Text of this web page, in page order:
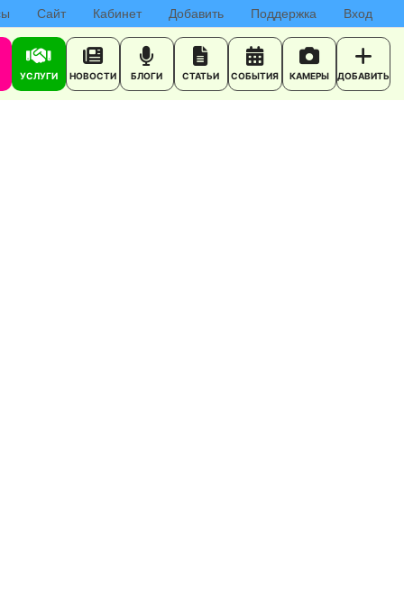
Сайт Кабинет Добавить Поддержка Вход
УСЛУГИ НОВОСТИ БЛОГИ СТАТЬИ СОБЫТИЯ КАМЕРЫ ДОБАВИТЬ